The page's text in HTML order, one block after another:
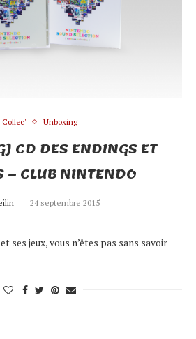
Collec' Unboxing
CD DES ENDINGS ET
– CLUB NINTENDO
24 septembre 2015
ses jeux, vous n’êtes pas sans savoir